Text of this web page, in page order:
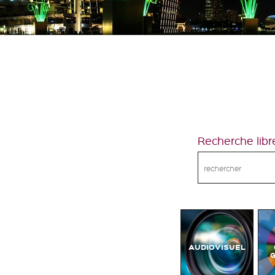
Recherche
AUDIOVISUEL